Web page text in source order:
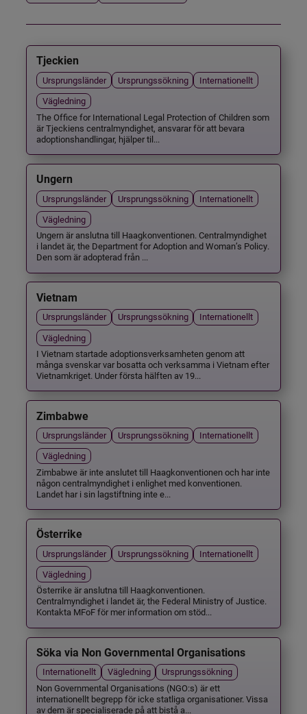
Tjeckien
Ursprungsländer Ursprungssökning
Internationellt
Vägledning
The Office for International Legal Protection of Children som
är Tjeckiens centralmyndighet, ansvarar för att bevara
adoptionshandlingar, hjälper til...
Ungern
Ursprungsländer Ursprungssökning
Internationellt
Vägledning
Ungern är anslutna till Haagkonventionen. Centralmyndighet
i landet är, the Department for Adoption and Woman’s Policy.
Den som är adopterad från ...
Vietnam
Ursprungsländer Ursprungssökning
Internationellt
Vägledning
I Vietnam startade adoptionsverksamheten genom att
många svenskar var bosatta och verksamma i Vietnam efter
Vietnamkriget. Under första hälften av 19...
Zimbabwe
Ursprungsländer Ursprungssökning
Internationellt
Vägledning
Zimbabwe är inte anslutet till Haagkonventionen och har inte
någon centralmyndighet i enlighet med konventionen.
Landet har i sin lagstiftning inte e...
Österrike
Ursprungsländer Ursprungssökning
Internationellt
Vägledning
Österrike är anslutna till Haagkonventionen.
Centralmyndighet i landet är, the Federal Ministry of Justice.
Kontakta MFoF för mer information om stöd...
Söka via Non Governmental Organisations
Internationellt Vägledning
Ursprungssökning
Non Governmental Organisations (NGO:s) är ett
internationellt begrepp för icke statliga organisationer. Vissa
av dem är specialiserade på att bistå a...